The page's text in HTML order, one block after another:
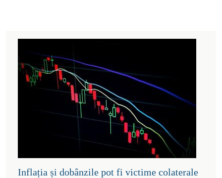
Inflația și dobânzile pot fi victime colaterale